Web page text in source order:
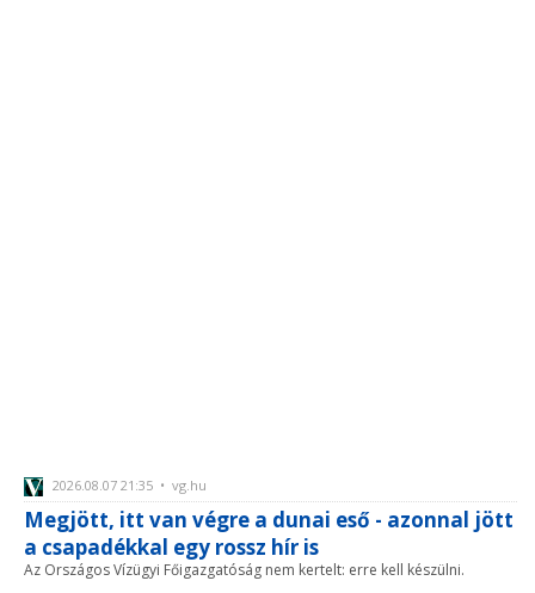
2026.08.07 21:35 • vg.hu
Megjött, itt van végre a dunai eső - azonnal jött
a csapadékkal egy rossz hír is
Az Országos Vízügyi Főigazgatóság nem kertelt: erre kell készülni.